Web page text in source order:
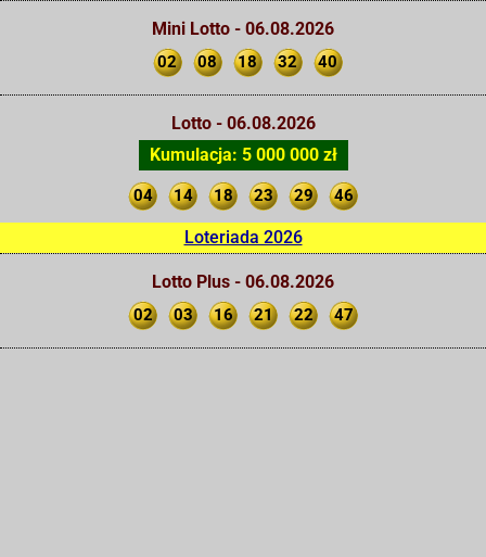
Mini Lotto - 06.08.2026
02 08 18 32 40
Lotto - 06.08.2026
Kumulacja: 5 000 000 zł
04 14 18 23 29 46
Loteriada 2026
Lotto Plus - 06.08.2026
02 03 16 21 22 47